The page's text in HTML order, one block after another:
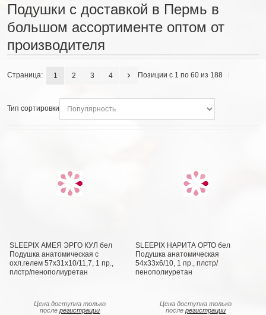
Подушки с доставкой в Пермь в
большом ассортименте оптом от
производителя
Позиции с 1 по 60 из 188
Страница: 1 2 3 4
Тип сортировки
SLEEPIX АМЕЯ ЭРГО КУЛ бел
Подушка анатомическая с
охл.гелем 57х31х10/11,7, 1 пр.,
плстр/пенополиуретан
Цена доступна только
послерегистрации
SLEEPIX НАРИТА ОРТО бел
Подушка анатомическая
54x33x6/10, 1 пр., плстр/
пенополиуретан
Цена доступна только
послерегистрации